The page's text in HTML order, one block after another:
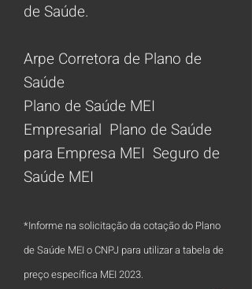
de Saúde.
Arpe Corretora de Plano de
Saúde
Plano de Saúde MEI
Empresarial Plano de Saúde
para Empresa MEI Seguro de
Saúde MEI
*Informe na solicitação da cotação do Plano
de Saúde MEI o CNPJ para utilizar a tabela de
preçoespecífica MEI 2023.